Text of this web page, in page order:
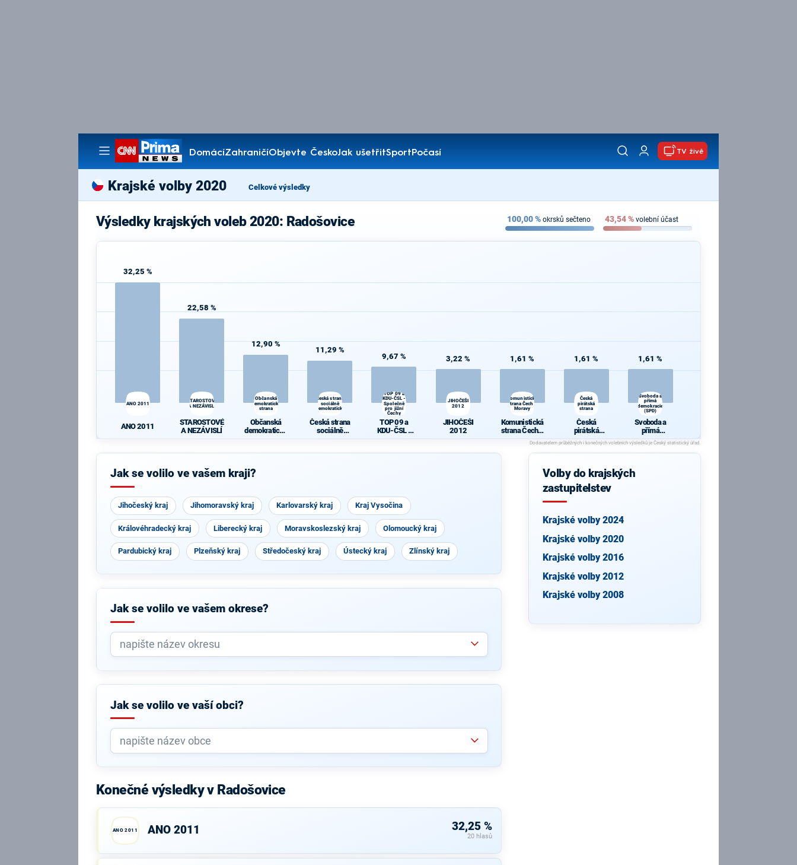
DomácíZahraničíObjevte ČeskoJak ušetřitSportPočasí
Pořady
TV živě
Krajské volby 2020 Celkové výsledky
Výsledky krajských voleb 2020: Radošovice 100,00% okrsků sečteno 43,54% volební účast
32,25 %
ANO 2011
ANO 2011
22,58 %
STAROSTOVÉ
A NEZÁVISLÍ
STAROSTOVÉ
A NEZÁVISLÍ
12,90 %
Občanská
demokratická
strana
Občanská
demokratická
11,29 %
Česká strana
sociálně
demokratická
Česká strana
sociálně
9,67 %
TOP 09 a
KDU-ČSL -
Společně
pro jižní
Čechy
TOP 09 a
KDU-ČSL -
3,22 %
JIHOČEŠI
2012
JIHOČEŠI
2012
1,61 %
Komunistická
strana Čech a
Moravy
Komunistická
strana Čech a
Moravy
1,61 %
Česká
pirátská
strana
Česká
pirátská
strana
1,61 %
Svoboda a
přímá
demokracie
(SPD)
Svoboda a
přímá
demokracie
(SPD)
Jak se volilo ve vašem kraji?
Jihočeský kraj Jihomoravský kraj Karlovarský kraj Kraj Vysočina
Královéhradecký kraj Liberecký kraj Moravskoslezský kraj Olomoucký kraj
Pardubický kraj Plzeňský kraj Středočeský kraj Ústecký kraj Zlínský kraj
Jak se volilo ve vašem okrese?
Jak se volilo ve vaší obci?
Konečné výsledky v Radošovice
ANO 2011 ANO 2011 32,25 %
20 hlasů
Volby do krajských
zastupitelstev
Krajské volby 2024
Krajské volby 2020
Krajské volby 2016
Krajské volby 2012
Krajské volby 2008